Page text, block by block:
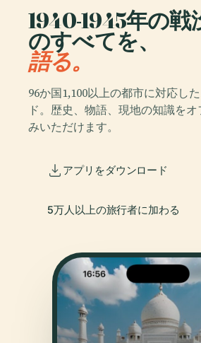
1940-1945年の戦
のすべてを、
語る。
96か国1,100以上の都市に対応し
ド。歴史、物語、現地の知識を
みいただけます。
アプリをダウンロード
5万人以上の旅行者に加わる